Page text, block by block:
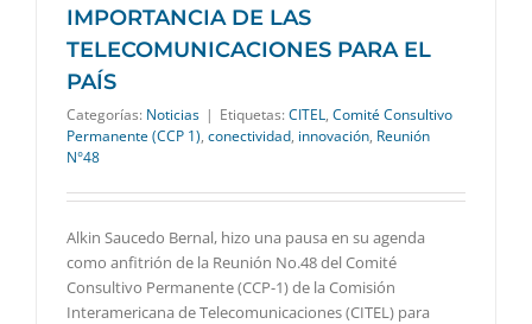
IMPORTANCIA DE LAS
TELECOMUNICACIONES PARA EL
PAÍS
Categorías: Noticias | Etiquetas: CITEL, Comité Consultivo
Permanente (CCP 1), conectividad, innovación, Reunión
N°48
Alkin Saucedo Bernal, hizo una pausa en su agenda
como anfitrión de la Reunión No.48 del Comité
Consultivo Permanente (CCP-1) de la Comisión
Interamericana de Telecomunicaciones (CITEL) para